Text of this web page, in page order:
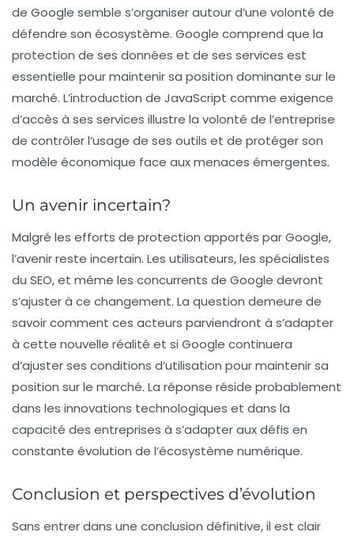
de Google semble s’organiser autour d’une volonté de
défendre son écosystème. Google comprend que la
protection de ses données et de ses services est
essentielle pour maintenir sa position dominante sur le
marché. L’introduction de JavaScript comme exigence
d’accès à ses services illustre la volonté de l’entreprise
de contrôler l’usage de ses outils et de protéger son
modèle économique face aux menaces émergentes.
Un avenir incertain?
Malgré les efforts de protection apportés par Google,
l’avenir reste incertain. Les utilisateurs, les spécialistes
du SEO, et même les concurrents de Google devront
s’ajuster à ce changement. La question demeure de
savoir comment ces acteurs parviendront à s’adapter
à cette nouvelle réalité et si Google continuera
d’ajuster ses conditions d’utilisation pour maintenir sa
position sur le marché. La réponse réside probablement
dans les innovations technologiques et dans la
capacité des entreprises à s’adapter aux défis en
constante évolution de l’écosystème numérique.
Conclusion et perspectives d’évolution
Sans entrer dans une conclusion définitive, il est clair